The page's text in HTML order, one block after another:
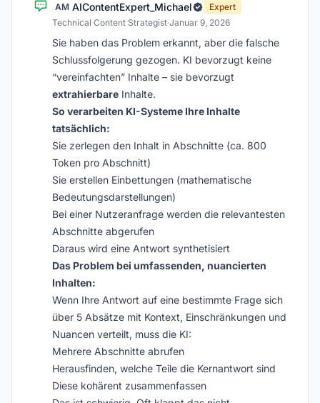
AM AIContentExpert_Michael
Expert
Technical Content Strategist·Januar 9, 2026
Sie haben das Problem erkannt, aber die falsche
Schlussfolgerung gezogen. KI bevorzugt keine
“vereinfachten” Inhalte – sie bevorzugt
extrahierbare Inhalte.
So verarbeiten KI-Systeme Ihre Inhalte
tatsächlich:
Sie zerlegen den Inhalt in Abschnitte (ca. 800
Token pro Abschnitt)
Sie erstellen Einbettungen (mathematische
Bedeutungsdarstellungen)
Bei einer Nutzeranfrage werden die relevantesten
Abschnitte abgerufen
Daraus wird eine Antwort synthetisiert
Das Problem bei umfassenden, nuancierten
Inhalten:
Wenn Ihre Antwort auf eine bestimmte Frage sich
über 5 Absätze mit Kontext, Einschränkungen und
Nuancen verteilt, muss die KI:
Mehrere Abschnitte abrufen
Herausfinden, welche Teile die Kernantwort sind
Diese kohärent zusammenfassen